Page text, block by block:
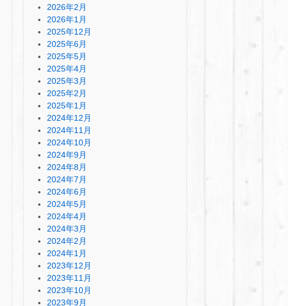
2026年2月
2026年1月
2025年12月
2025年6月
2025年5月
2025年4月
2025年3月
2025年2月
2025年1月
2024年12月
2024年11月
2024年10月
2024年9月
2024年8月
2024年7月
2024年6月
2024年5月
2024年4月
2024年3月
2024年2月
2024年1月
2023年12月
2023年11月
2023年10月
2023年9月